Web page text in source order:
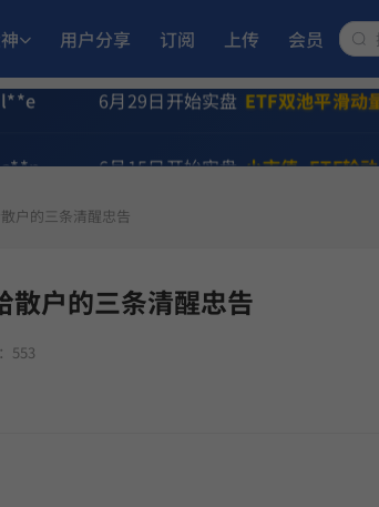
用户分享 订阅 上传 会员
MACD顶背离
l**e 6月29日开始实盘 ETF双池平滑动
a**n 6月15日开始实盘 小市值_ETF轮
卧**坡 11月6日开始实盘
A**e 9月2日开始实盘 稳健黑马精选量化
我**板
户的三条清醒忠告
户的三条清醒忠告
553